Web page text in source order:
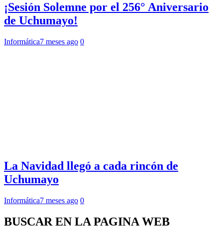
¡Sesión Solemne por el 256° Aniversario
de Uchumayo!
Informática7 meses ago 0
La Navidad llegó a cada rincón de
Uchumayo
Informática7 meses ago 0
BUSCAR EN LA PAGINA WEB